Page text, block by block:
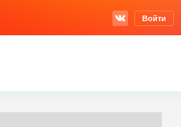
Войти